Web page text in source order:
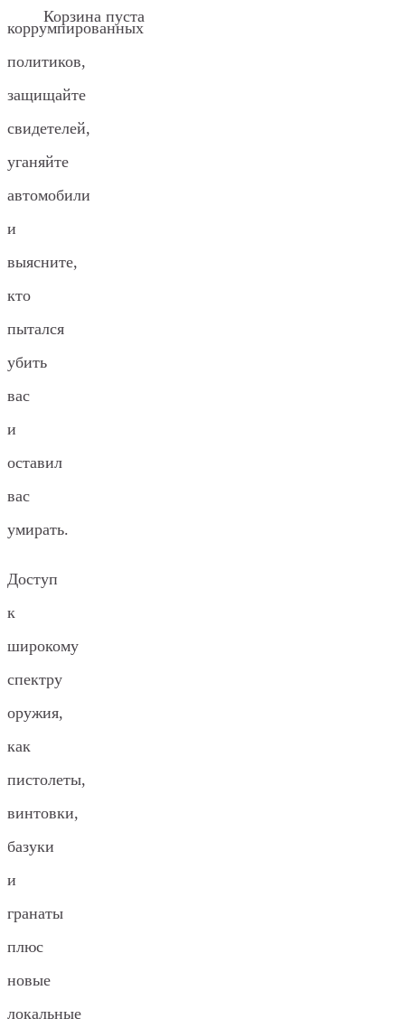
Корзина пуста
коррумпированных
политиков,
защищайте
свидетелей,
уганяйте
автомобили
и
выясните,
кто
пытался
убить
вас
и
оставил
вас
умирать.
Доступ
к
широкому
спектру
оружия,
как
пистолеты,
винтовки,
базуки
и
гранаты
плюс
новые
локальные